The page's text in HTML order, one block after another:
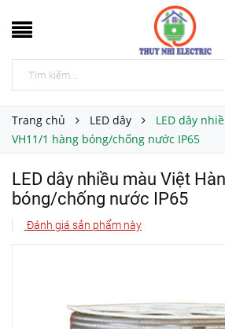
Trang chủ LED dây
LED dây
VH11/1 hàng bóng/chống nước IP65
LED dây nhiều màu Việt
bóng/chống nước IP65
Đánh giá sản phẩm này